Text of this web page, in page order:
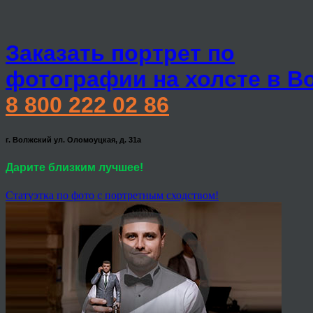
Заказать портрет по
фотографии на холсте в
8 800 222 02 86
г. Волжский ул. Оломоуцкая, д. 31а
Дарите близким лучшее!
Статуэтка по фото с портретным сходством!